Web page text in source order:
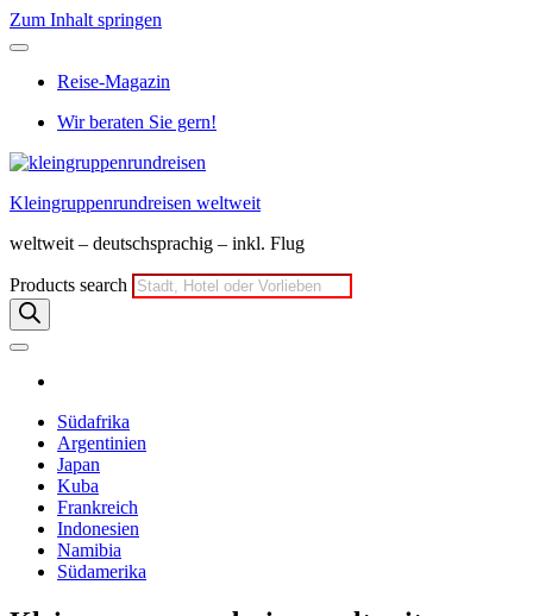
Zum Inhalt springen
Reise-Magazin
Wir beraten Sie gern!
Kleingruppenrundreisen weltweit
weltweit – deutschsprachig – inkl. Flug
Products search
Südafrika
Argentinien
Japan
Kuba
Frankreich
Indonesien
Namibia
Südamerika